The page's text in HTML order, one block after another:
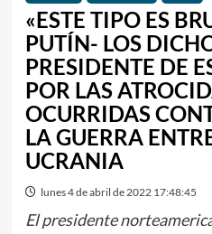
«ESTE TIPO ES
PUTÍN- LOS
PRESIDENTE DE
POR LAS
OCURRIDAS
LA GUERRA
UCRANIA
lunes 4 de abril de 2022 17:48:45
El presidente